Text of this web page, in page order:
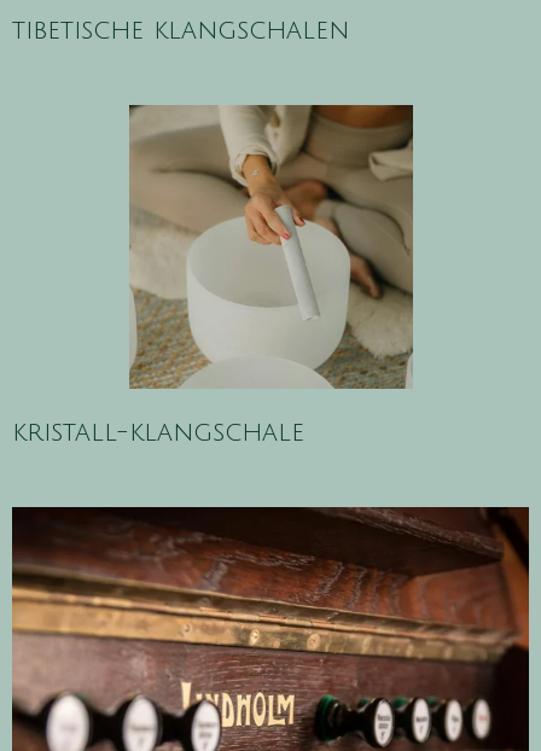
tibetische klangschalen
kristall-klangschale